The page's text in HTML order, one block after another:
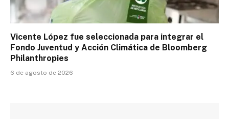
Vicente López fue seleccionada para integrar el
Fondo Juventud y Acción Climática de Bloomberg
Philanthropies
6 de agosto de 2026